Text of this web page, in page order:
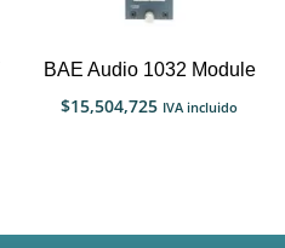
BAE Audio 1032 Module
$15,504,725 IVA incluido